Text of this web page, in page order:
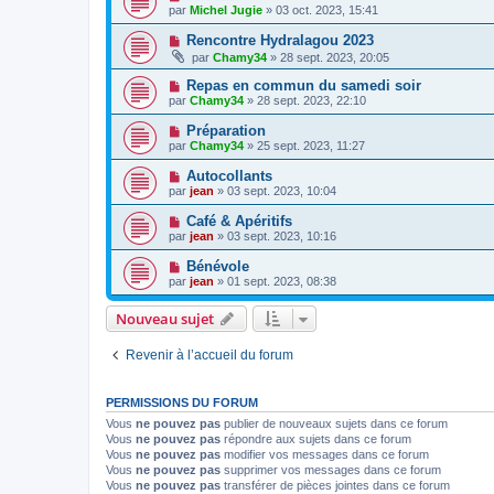
par Michel Jugie » 03 oct. 2023, 15:41
Rencontre Hydralagou 2023
par Chamy34 » 28 sept. 2023, 20:05
Repas en commun du samedi soir
par Chamy34 » 28 sept. 2023, 22:10
Préparation
par Chamy34 » 25 sept. 2023, 11:27
Autocollants
par jean » 03 sept. 2023, 10:04
Café & Apéritifs
par jean » 03 sept. 2023, 10:16
Bénévole
par jean » 01 sept. 2023, 08:38
Nouveau sujet
Revenir à l’accueil du forum
PERMISSIONS DU FORUM
Vous ne pouvez pas publier de nouveaux sujets dans ce forum
Vous ne pouvez pas répondre aux sujets dans ce forum
Vous ne pouvez pas modifier vos messages dans ce forum
Vous ne pouvez pas supprimer vos messages dans ce forum
Vous ne pouvez pas transférer de pièces jointes dans ce forum